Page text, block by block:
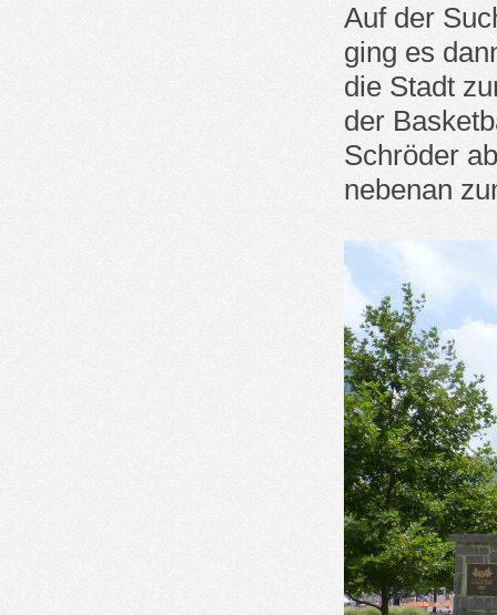
Auf der
ging es
die Stadt
der
Schröder
nebenan